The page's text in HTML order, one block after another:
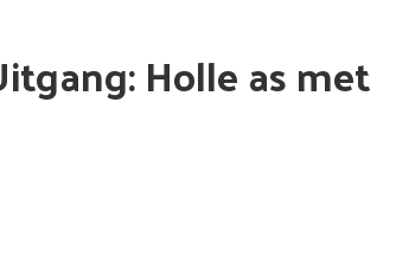
Holle as met